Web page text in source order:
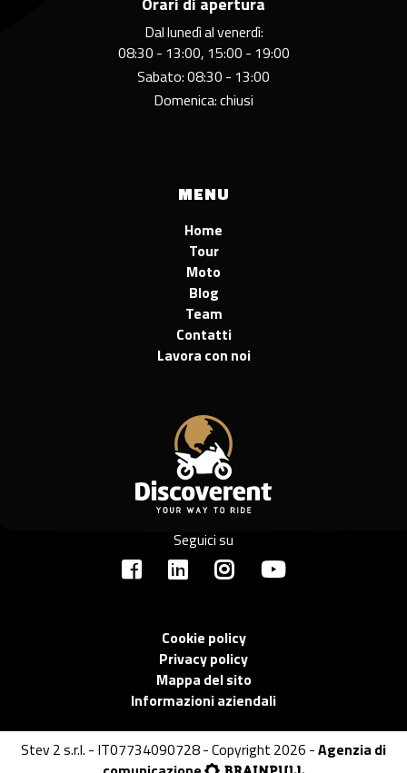
Dal lunedì al venerdì:
08:30 - 13:00, 15:00 - 19:00
Sabato: 08:30 - 13:00
Domenica: chiusi
MENU
Home
Tour
Moto
Blog
Team
Contatti
Lavora con noi
Seguici su
Cookie policy
Privacy policy
Mappa del sito
Informazioni aziendali
Stev 2 s.r.l. - IT07734090728 - Copyright 2026 -Agenzia di